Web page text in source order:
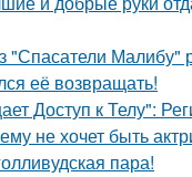
"Спасатели Малибу"
её возвращать!
Доступ к Телу":
не хочет быть
пара!